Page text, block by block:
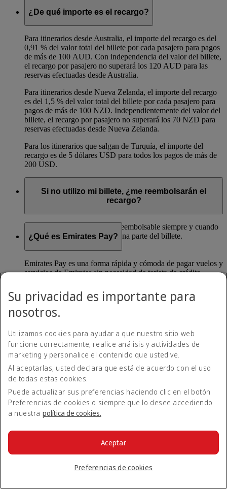
¿De qué importe es el recargo?
Para itinerarios desde Australia, el importe del recargo es del
0,91 % del valor total del billete por cada pasajero para pagos
de más de 100 AUD. Con independencia del valor del billete,
el recargo por pasajero no superará los 120 AUD para las
reservas efectuadas desde Australia.
Para itinerarios desde Nueva Zelanda, el importe del recargo
es del 1,5 % del valor total del billete por cada pasajero para
pagos de más de 100 NZD. Independientemente del valor del
billete, el recargo por pasajero no superará los 70 NZD para
reservas efectuadas desde Nueva Zelanda.
Para los itinerarios que salgan de Turquía, el importe del
recargo es de 5 dólares USD para todos los pagos de más de
200 USD.
Si no utilizo mi billete, ¿me reembolsarán el
recargo?
El recargo es completamente reembolsable siempre y cuando
no se haya disfrutado de ninguna parte del billete.
¿Qué es Emirates Pay?
Emirates Pay es una forma rápida y cómoda de pagar vuelos y
servicios de Emirates sin necesidad de tarjeta de crédito.
Bank y la IATA, ofrece una mayor seguridad con una nueva
opción de pago contactless.
Cuando reserve un vuelo en emirates.com, tendrá
vincular su cuenta bancaria a Emirates Pay de forma segura y
completar su reserva.
Volver a Todos los temas
Volver arriba
Todos los temas de preguntas frecuentes
Móvil y app de Emirates
Preparación del viaje
Su privacidad es importante para
nosotros.
Utilizamos cookies para ayudar a que nuestro sitio web
funcione correctamente, realice análisis y actividades de
marketing y personalice el contenido que usted ve.
Al aceptarlas, usted declara que está de acuerdo con el uso
de todas estas cookies.
Puede actualizar sus preferencias haciendo clic en el botón
Preferencias de cookies o siempre que lo desee accediendo
a nuestra política de cookies.
Preferencias de cookies
Aceptar